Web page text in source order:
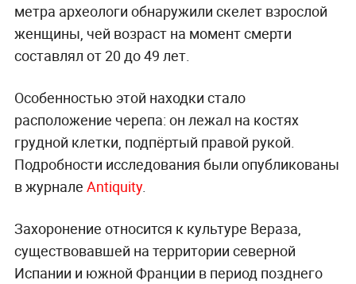
метра археологи обнаружили скелет взрослой
женщины, чей возраст на момент смерти
составлял от 20 до 49 лет.
Особенностью этой находки стало
расположение черепа: он лежал на костях
грудной клетки, подпёртый правой рукой.
Подробности исследования были опубликованы
в журнале Antiquity.
Захоронение относится к культуре Вераза,
существовавшей на территории северной
Испании и южной Франции в период позднего